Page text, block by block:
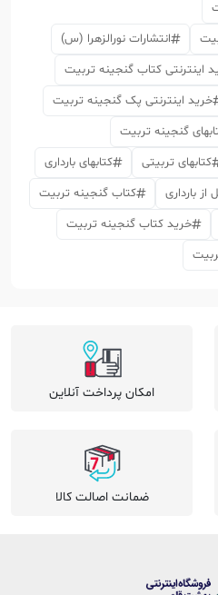
انتشارات نورالزهرا (س)
اینترنتی کتاب گنجینه تربیت
خرید اینترنتی پک گنجینه تربیت
گنجینه تربیت
کتابهای تربیتی
کتابهای بارداری
از بارداری
کتاب گنجینه تربیت
خرید کتاب گنجینه تربیت
امکان پرداخت آنلاین
ضمانت اصالت کالا